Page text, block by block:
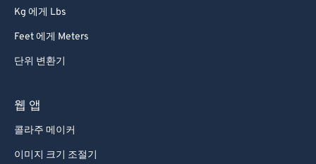
Kg 에게 Lbs
Feet 에게 Meters
단위 변환기
웹 앱
콜라주 메이커
이미지 크기 조절기